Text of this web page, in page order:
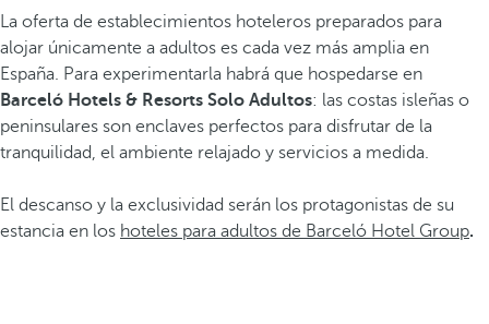
La oferta de establecimientos hoteleros preparados para
alojar únicamente a adultos es cada vez más amplia en
España. Para experimentarla habrá que hospedarse en
Barceló Hotels & Resorts Solo Adultos: las costas isleñas o
peninsulares son enclaves perfectos para disfrutar de la
tranquilidad, el ambiente relajado y servicios a medida.
El descanso y la exclusividad serán los protagonistas de su
estancia en los hoteles para adultos de Barceló Hotel Group.